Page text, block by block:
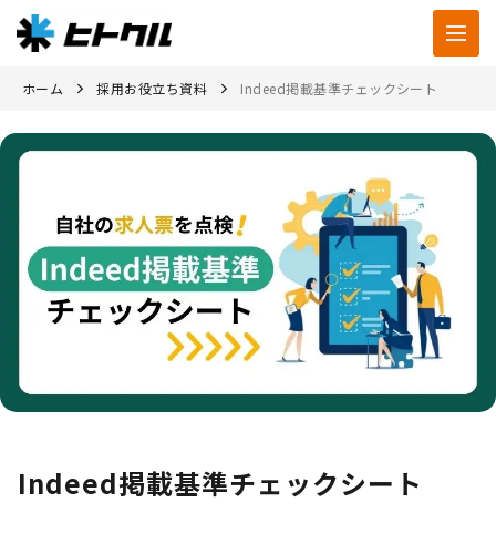
ホーム 採用お役立ち資料 Indeed掲載基準チェックシート
Indeed掲載基準チェックシート